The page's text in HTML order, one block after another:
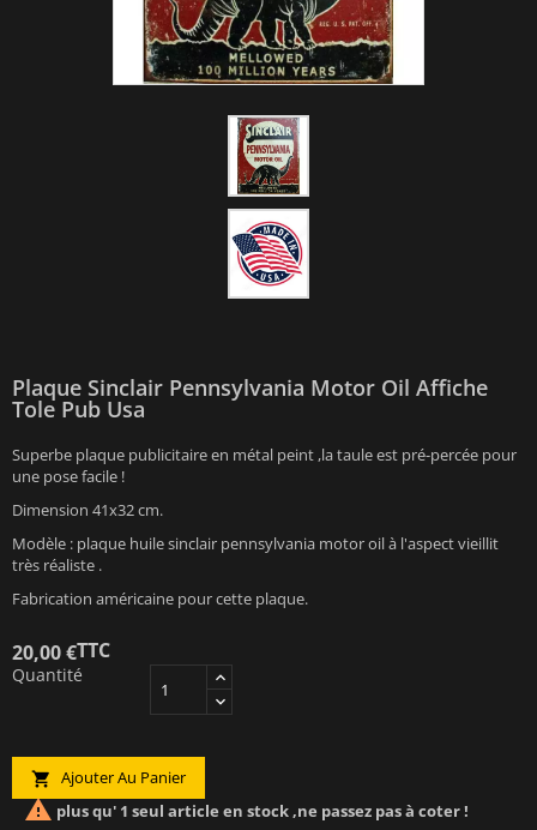
Plaque Sinclair Pennsylvania Motor Oil Affiche
Tole Pub Usa
Superbe plaque publicitaire en métal peint ,la taule est pré-percée pour
une pose facile !
Dimension 41x32 cm.
Modèle : plaque huile sinclair pennsylvania motor oil à l'aspect vieillit
très réaliste .
Fabrication américaine pour cette plaque.
20,00 €TTC
Quantité
 Ajouter Au Panier
 plus qu' 1 seul article en stock ,ne passez pas à coter !